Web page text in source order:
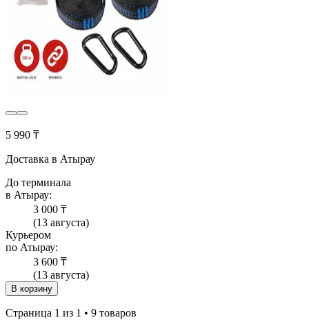
5 990 ₸
Доставка в Атырау
До терминала
в Атырау:
3 000 ₸
(13 августа)
Курьером
по Атырау:
3 600 ₸
(13 августа)
В корзину
Страница 1 из 1 • 9 товаров